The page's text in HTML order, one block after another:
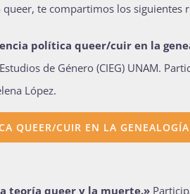
te compartimos los siguientes
política queer/cuir en la
de Género (CIEG) UNAM.
López.
QUEER/CUIR EN LA
teoría queer y la muerte.»